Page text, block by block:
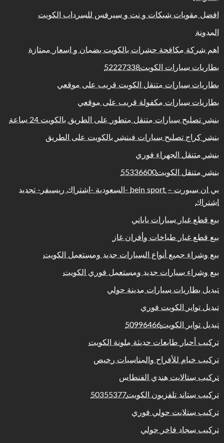
افضل مقويات شبكات و نت و سيرفس للسرداب الكويت
المدونة
اهم شركة مكافحة حشرات بالكويت بضمان و اسعار ممتازة
بطاريات سيارات الكويت52227338
بطاريات سيارات متنقل الكويت قريب على موقعي
بطاريات سيارات مكفولة قريب على موقعي
بنشر تصليح سيارات متنقل متطور على الطريق بالكويت 24 ساعة
بنشر كراج تصليح سيارات فينشر بالكويت على الطريق
بنشر متنقل الجهراء فوري
بنشر متنقل الكويت55336600
بي ان سبورت – bein sport -السعودية -اشتراك ريسيفر- تجديد
اشتراك
بيع قطع غيار سيارات ياباني
بيع قطع غيار طباخات وأفران غاز
بيع وشراء جميع أنواع السيارات جديد ومستعمل الكويت
بيع وشراء سيارات جديد ومستعمل فوري الكويت
تبديل بطاريات سيارات مدينة حولي
تبديل تواير الكويت فوري
تبديل تواير الكويت50996466
تركيب أحبار طابعات حديثة ملونة الكويت
تركيب خيام للأفراح والمناسبات رخيص
تركيب ستالايت هندي الفنطاس
تركيب ستاند تلفزيون الكويت50355377
تركيب ستلايت حولي فوري
تركيب سجاد فاخر حولي